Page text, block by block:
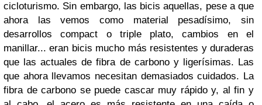
cicloturismo. Sin embargo, las bicis aquellas, pese a que
ahora las vemos como material pesadísimo, sin
desarrollos compact o triple plato, cambios en el
manillar... eran bicis mucho más resistentes y duraderas
que las actuales de fibra de carbono y ligerísimas. Las
que ahora llevamos necesitan demasiados cuidados. La
fibra de carbono se puede cascar muy rápido y, al fin y